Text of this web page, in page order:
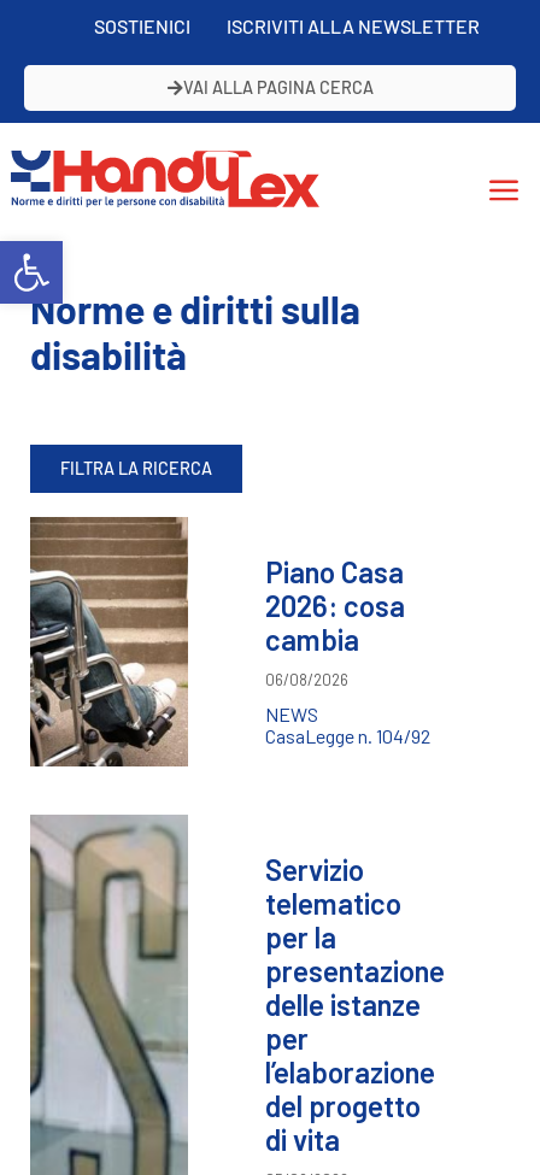
Open toolbar
SOSTIENICI ISCRIVITI ALLA NEWSLETTER
VAI ALLA PAGINA CERCA
Norme e diritti sulla
disabilità
FILTRA LA RICERCA
Piano Casa
2026: cosa
cambia
06/08/2026
NEWS
CasaLegge n. 104/92
Servizio
telematico
per la
presentazione
delle istanze
per
l’elaborazione
del progetto
di vita